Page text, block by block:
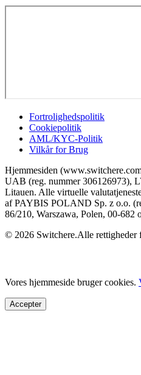
Fortrolighedspolitik
Cookiepolitik
AML/KYC-Politik
Vilkår for Brug
Hjemmesiden
UAB (reg. nummer 306126973),
Litauen. Alle virtuelle
af PAYBIS POLAND Sp. z o.o.
86/210, Warszawa, Polen, 00-682
© 2026 Switchere.Alle rettigheder
Vores hjemmeside bruger cookies.
Accepter